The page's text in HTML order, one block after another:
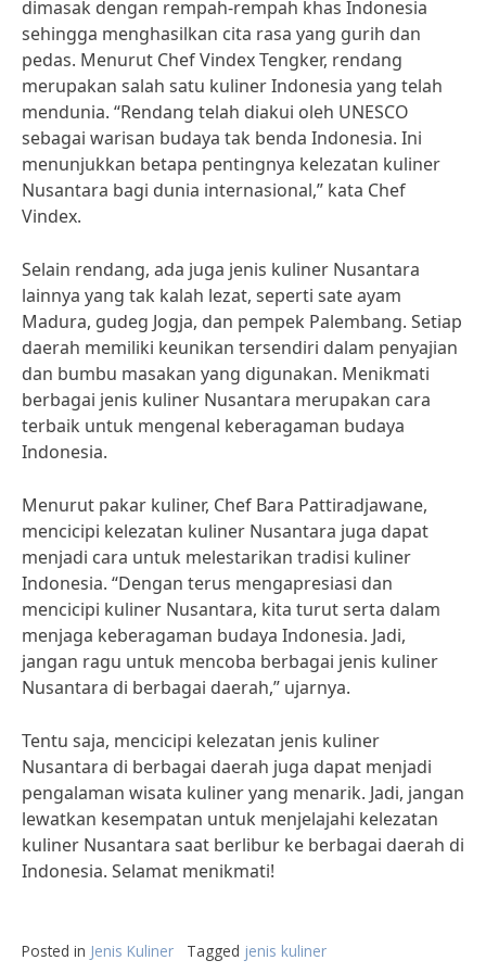
dimasak dengan rempah-rempah khas Indonesia
sehingga menghasilkan cita rasa yang gurih dan
pedas. Menurut Chef Vindex Tengker, rendang
merupakan salah satu kuliner Indonesia yang telah
mendunia. “Rendang telah diakui oleh UNESCO
sebagai warisan budaya tak benda Indonesia. Ini
menunjukkan betapa pentingnya kelezatan kuliner
Nusantara bagi dunia internasional,” kata Chef
Vindex.
Selain rendang, ada juga jenis kuliner Nusantara
lainnya yang tak kalah lezat, seperti sate ayam
Madura, gudeg Jogja, dan pempek Palembang. Setiap
daerah memiliki keunikan tersendiri dalam penyajian
dan bumbu masakan yang digunakan. Menikmati
berbagai jenis kuliner Nusantara merupakan cara
terbaik untuk mengenal keberagaman budaya
Indonesia.
Menurut pakar kuliner, Chef Bara Pattiradjawane,
mencicipi kelezatan kuliner Nusantara juga dapat
menjadi cara untuk melestarikan tradisi kuliner
Indonesia. “Dengan terus mengapresiasi dan
mencicipi kuliner Nusantara, kita turut serta dalam
menjaga keberagaman budaya Indonesia. Jadi,
jangan ragu untuk mencoba berbagai jenis kuliner
Nusantara di berbagai daerah,” ujarnya.
Tentu saja, mencicipi kelezatan jenis kuliner
Nusantara di berbagai daerah juga dapat menjadi
pengalaman wisata kuliner yang menarik. Jadi, jangan
lewatkan kesempatan untuk menjelajahi kelezatan
kuliner Nusantara saat berlibur ke berbagai daerah di
Indonesia. Selamat menikmati!
Posted in Jenis Kuliner Tagged jenis kuliner